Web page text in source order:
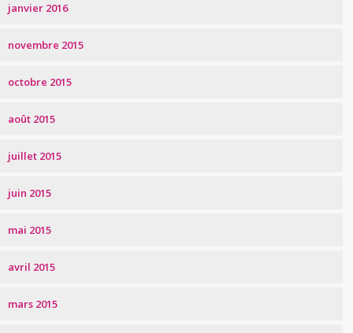
janvier 2016
novembre 2015
octobre 2015
août 2015
juillet 2015
juin 2015
mai 2015
avril 2015
mars 2015